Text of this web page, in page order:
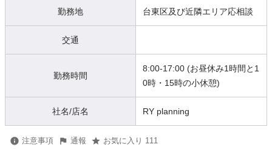
勤務地 台東区及び近隣エリア応相談
交通
勤務時間
8:00-17:00 (お昼休み1時間と1
0時・15時の小休憩)
社名/店名 RY planning
注意事項 通報 お気に入り 111